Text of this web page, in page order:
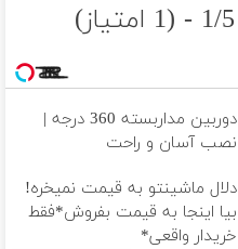
1/5 - (1 امتیاز)
دوربین مداربسته 360 درجه |
نصب آسان و راحت
دلال ماشینتو به قیمت نمیخره!
بیا اینجا به قیمت بفروش*فقط
خریدار واقعی*